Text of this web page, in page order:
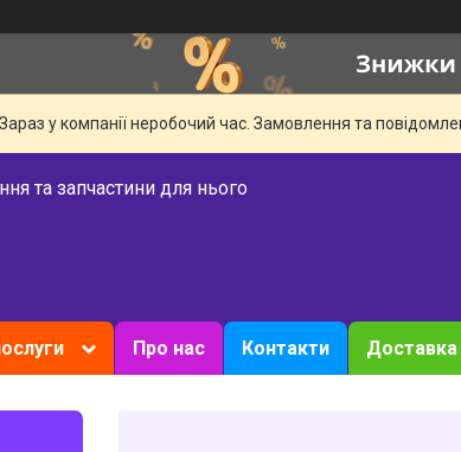
Зараз у компанії неробочий час. Замовлення та
та запчастини для нього
Про нас Контакти Доставка